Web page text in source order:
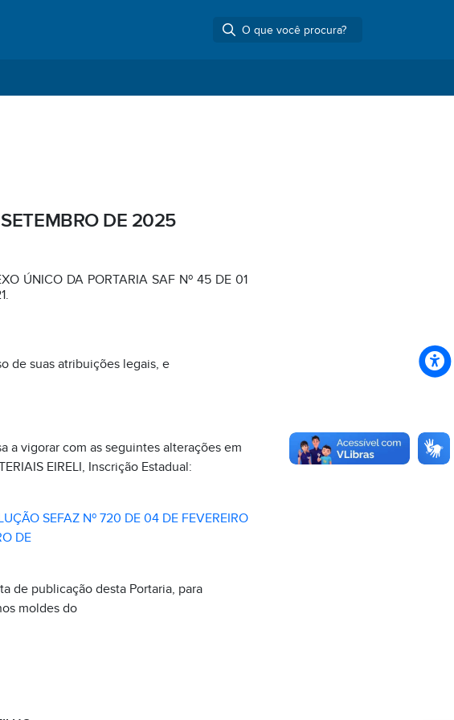
DE 2025
ÚNICO DA PORTARIA SAF Nº 45 DE 01
de suas atribuições legais, e
a vigorar com as seguintes alterações em
EIRELI, Inscrição Estadual:
SEFAZ Nº 720 DE 04 DE FEVEREIRO
DE
de publicação desta Portaria, para
moldes do